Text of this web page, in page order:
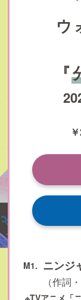
ウ
『
M1. ニンジ
（作詞